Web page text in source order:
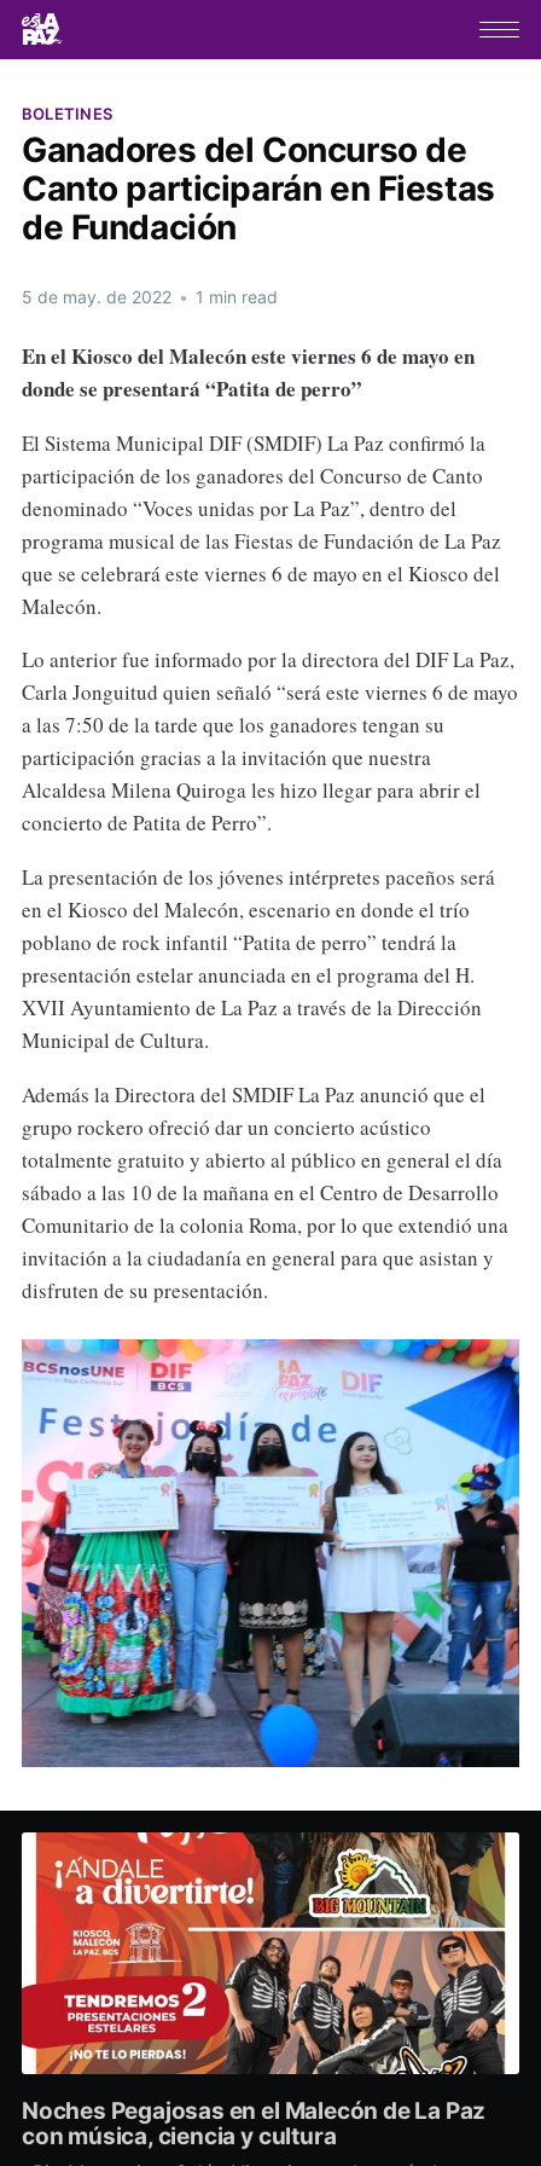
BOLETINES
Ganadores del Concurso de
Canto participarán en Fiestas
de Fundación
5 de may. de 2022 • 1 min read
En el Kiosco del Malecón este viernes 6 de mayo en
donde se presentará “Patita de perro”
El Sistema Municipal DIF (SMDIF) La Paz confirmó la
participación de los ganadores del Concurso de Canto
denominado “Voces unidas por La Paz”, dentro del
programa musical de las Fiestas de Fundación de La Paz
que se celebrará este viernes 6 de mayo en el Kiosco del
Malecón.
Lo anterior fue informado por la directora del DIF La Paz,
Carla Jonguitud quien señaló “será este viernes 6 de mayo
a las 7:50 de la tarde que los ganadores tengan su
participación gracias a la invitación que nuestra
Alcaldesa Milena Quiroga les hizo llegar para abrir el
concierto de Patita de Perro”.
La presentación de los jóvenes intérpretes paceños será
en el Kiosco del Malecón, escenario en donde el trío
poblano de rock infantil “Patita de perro” tendrá la
presentación estelar anunciada en el programa del H.
XVII Ayuntamiento de La Paz a través de la Dirección
Municipal de Cultura.
Además la Directora del SMDIF La Paz anunció que el
grupo rockero ofreció dar un concierto acústico
totalmente gratuito y abierto al público en general el día
sábado a las 10 de la mañana en el Centro de Desarrollo
Comunitario de la colonia Roma, por lo que extendió una
invitación a la ciudadanía en general para que asistan y
disfruten de su presentación.
Noches Pegajosas en el Malecón de La Paz
con música, ciencia y cultura